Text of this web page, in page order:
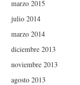
marzo 2015
julio 2014
marzo 2014
diciembre 2013
noviembre 2013
agosto 2013